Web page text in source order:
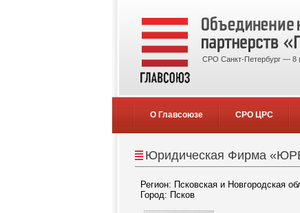
СРО Санкт-Петербург — 8
О Главсоюзе СРО ЦРС
Юридическая Фирма
Регион: Псковская и Новгородская
Город: Псков